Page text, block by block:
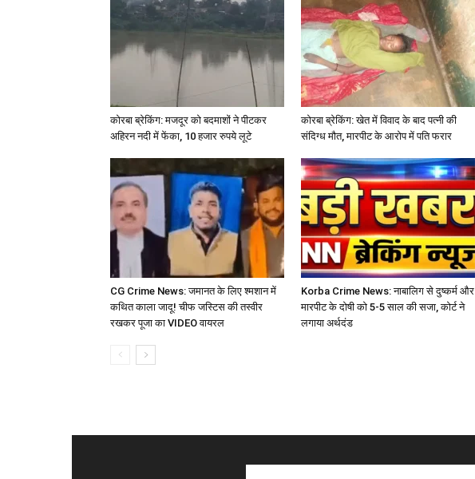
कोरबा ब्रेकिंग: मजदूर को बदमाशों ने पीटकर
अहिरन नदी में फेंका, 10 हजार रुपये लूटे
कोरबा ब्रेकिंग: खेत में विवाद के बाद पत्नी की
संदिग्ध मौत, मारपीट के आरोप में पति फरार
CG Crime News: जमानत के लिए श्मशान में
कथित काला जादू! चीफ जस्टिस की तस्वीर
रखकर पूजा का VIDEO वायरल
Korba Crime News: नाबालिग से दुष्कर्म और
मारपीट के दोषी को 5-5 साल की सजा, कोर्ट ने
लगाया अर्थदंड